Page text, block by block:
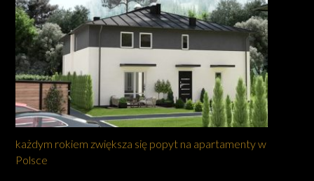
każdym rokiem zwiększa się popyt na apartamenty w
Polsce